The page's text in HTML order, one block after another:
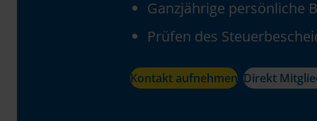
Ganzjährige persönliche
Prüfen des
Kontakt aufnehmen Direkt